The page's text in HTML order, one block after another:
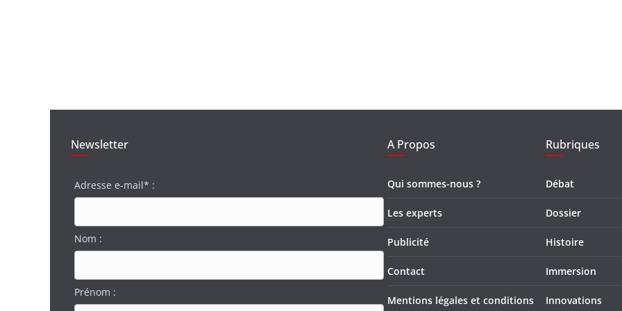
Newsletter
Adresse e-mail* :
Nom :
Prénom :
A Propos
Qui sommes-nous ?
Les experts
Publicité
Contact
Mentions légales et conditions
Rubriques
Débat
Dossier
Histoire
Immersion
Innovations